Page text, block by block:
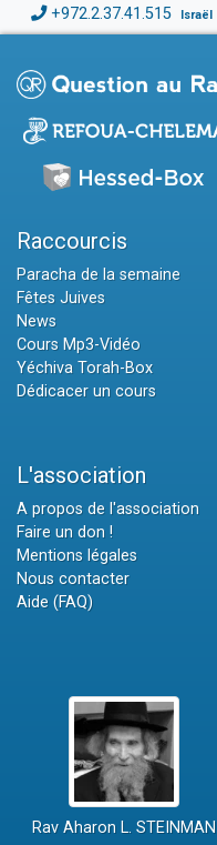
+972.2.37.41.515 Israël
Raccourcis
Paracha de la semaine
Fêtes Juives
News
Cours Mp3-Vidéo
Yéchiva Torah-Box
Dédicacer un cours
L'association
A propos de l'association
Faire un don !
Mentions légales
Nous contacter
Aide (FAQ)
Rav Aharon L. STEINMAN